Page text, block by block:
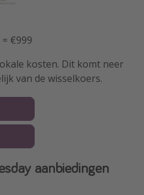
€999
kosten. Dit komt neer
van de wisselkoers.
aanbiedingen